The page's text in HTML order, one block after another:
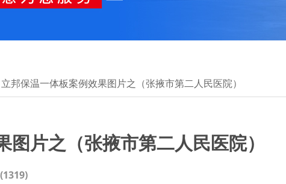
邦保温一体板案例效果图片之（张掖市第二人民医院）
片之（张掖市第二人民医院）
1319)